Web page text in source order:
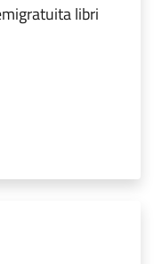
libri